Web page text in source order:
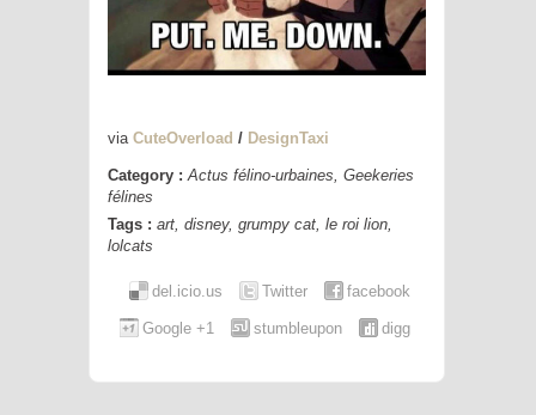
via CuteOverload / DesignTaxi
Category :Actus félino-urbaines, Geekeries
félines
Tags : art, disney, grumpy cat, le roi lion,
lolcats
facebook
Twitter
del.icio.us
digg
stumbleupon
Google +1